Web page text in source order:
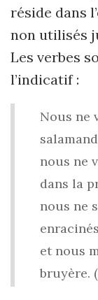
réside dans
non utilisés
Les verbes
l’indicatif :
Nous ne
nous ne
dans la
nous ne
et nous
bruyère.